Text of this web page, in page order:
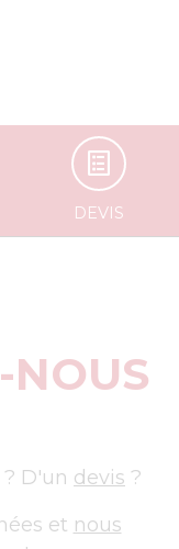
DEVIS
NOUS
? D'un devis ?
et nous